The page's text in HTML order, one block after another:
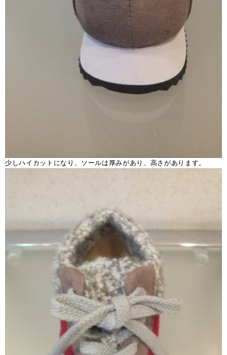
少しハイカットになり、ソールは厚みがあり、高さがあります。